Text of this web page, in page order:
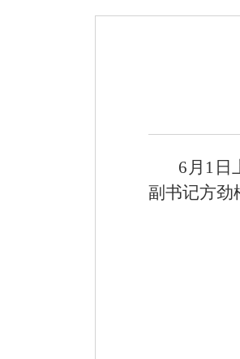
6月1日
副书记方劲